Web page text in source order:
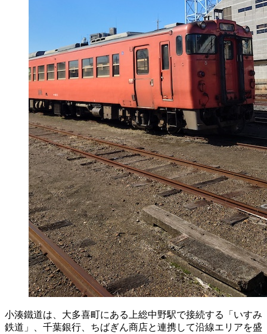
小湊鐵道は、大多喜町にある上総中野駅で接続する「いすみ
鉄道」、千葉銀行、ちばぎん商店と連携して沿線エリアを盛